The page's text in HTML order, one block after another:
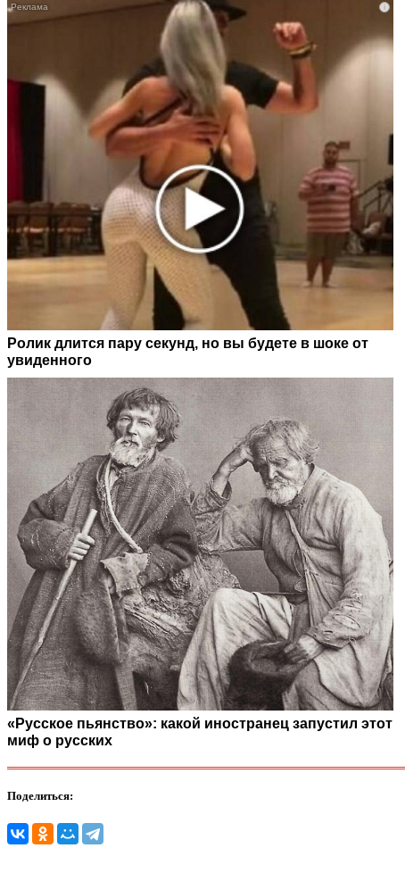
i
Ролик длится пару секунд, но вы будете в шоке от
увиденного
«Русское пьянство»: какой иностранец запустил этот
миф о русских
Поделиться: